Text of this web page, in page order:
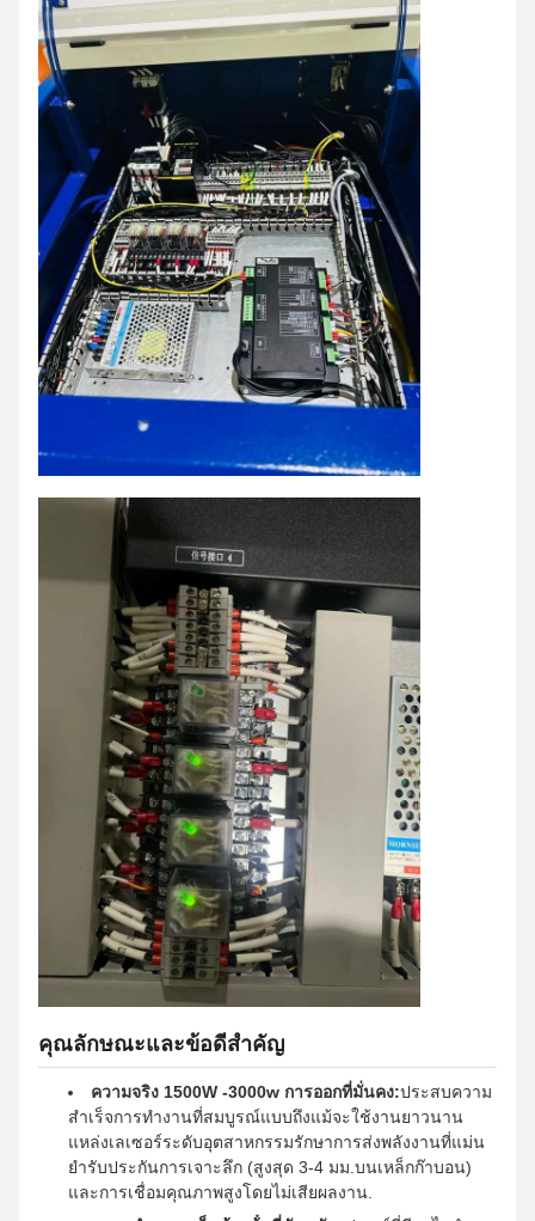
คุณลักษณะและข้อดีสําคัญ
ความจริง 1500W -3000w การออกที่มั่นคง:ประสบความ
สําเร็จการทํางานที่สมบูรณ์แบบถึงแม้จะใช้งานยาวนาน
แหล่งเลเซอร์ระดับอุตสาหกรรมรักษาการส่งพลังงานที่แม่น
ยํารับประกันการเจาะลึก (สูงสุด 3-4 มม.บนเหล็กก๊าบอน)
และการเชื่อมคุณภาพสูงโดยไม่เสียผลงาน.